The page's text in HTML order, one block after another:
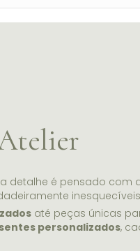
detalhe é pensado com
até peças únicas
personalizados,